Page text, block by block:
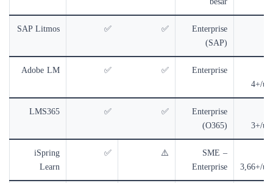
SAP Litmos ✅ ✅
Enterprise
(SAP)
Adobe LM ✅ ✅ Enterprise
4+/
LMS365 ✅ ✅
Enterprise
(O365)
3+/
iSpring
Learn
✅ ⚠️
SME –
Enterprise
3,66+/